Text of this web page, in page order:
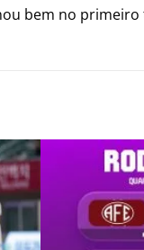
bem no